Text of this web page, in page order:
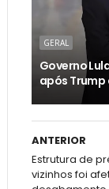
GERAL
Governo
após
ANTERIOR
Estrutura de
vizinhos foi